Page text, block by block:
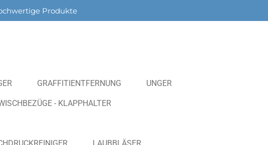
Produkte
GRAFFITIENTFERNUNG UNGER
- KLAPPHALTER